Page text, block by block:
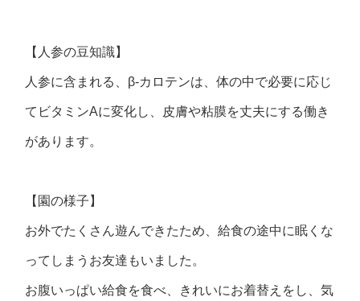
【人参の豆知識】
人参に含まれる、β‐カロテンは、体の中で必要に応じ
てビタミンAに変化し、皮膚や粘膜を丈夫にする働き
があります。
【園の様子】
お外でたくさん遊んできたため、給食の途中に眠くな
ってしまうお友達もいました。
お腹いっぱい給食を食べ、きれいにお着替えをし、気